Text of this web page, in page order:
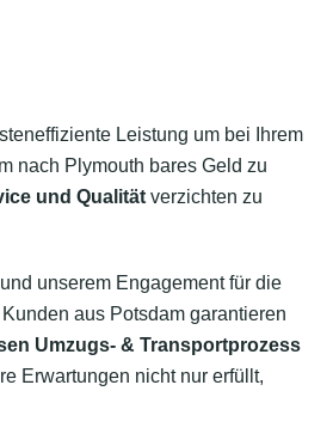
Leistung um bei Ihrem
nach Plymouth bares Geld zu
und Qualität verzichten zu
unserem Engagement für die
aus Potsdam garantieren
Umzugs- & Transportprozess
Erwartungen nicht nur erfüllt,